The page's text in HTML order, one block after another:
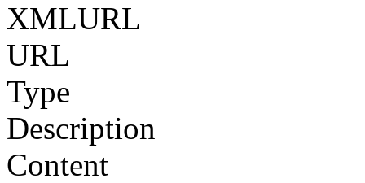
XMLURL
URL
Type
Description
Content